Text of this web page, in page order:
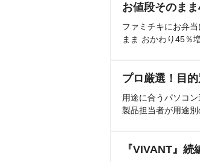
お値段そのま
ファミチキにお弁
まま おかわり45％
プロ厳選！目
用途に合うパソコ
製品担当者が用途別
『VIVANT』